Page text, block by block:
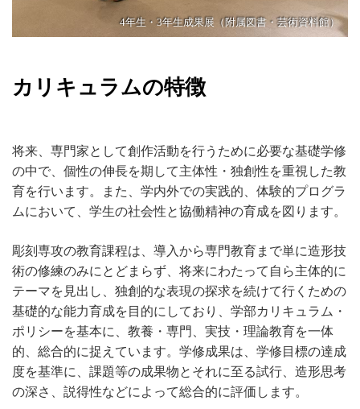
4年生・3年生成果展（附属図書・芸術資料館）
カリキュラムの特徴
将来、専門家として創作活動を行うために必要な基礎学修
の中で、個性の伸長を期して主体性・独創性を重視した教
育を行います。また、学内外での実践的、体験的プログラ
ムにおいて、学生の社会性と協働精神の育成を図ります。
彫刻専攻の教育課程は、導入から専門教育まで単に造形技
術の修練のみにとどまらず、将来にわたって自ら主体的に
テーマを見出し、独創的な表現の探求を続けて行くための
基礎的な能力育成を目的にしており、学部カリキュラム・
ポリシーを基本に、教養・専門、実技・理論教育を一体
的、総合的に捉えています。学修成果は、学修目標の達成
度を基準に、課題等の成果物とそれに至る試行、造形思考
の深さ、説得性などによって総合的に評価します。